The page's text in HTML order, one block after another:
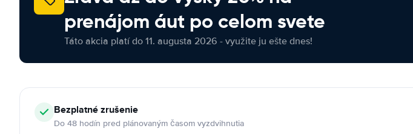
prenájom áut po celom svete
Táto akcia platí do 11. augusta 2026 - využite ju ešte dnes!
Bezplatné zrušenie
Do 48 hodín pred plánovaným časom vyzdvihnutia